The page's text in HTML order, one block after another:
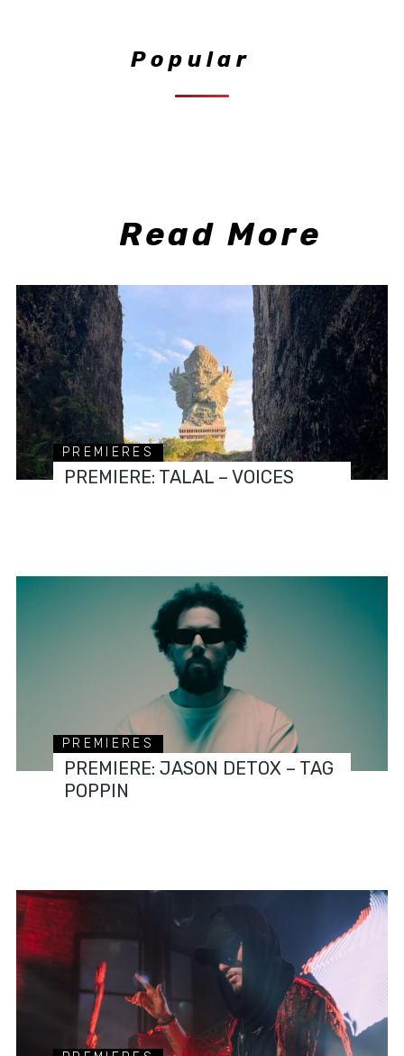
Popular
Read More
PREMIERES
PREMIERE: TALAL – VOICES
PREMIERES
PREMIERE: JASON DETOX – TAG
POPPIN